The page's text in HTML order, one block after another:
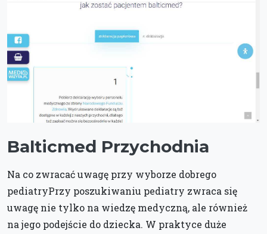
Balticmed Przychodnia
Na co zwracać uwagę przy wyborze dobrego
pediatryPrzy poszukiwaniu pediatry zwraca się
uwagę nie tylko na wiedzę medyczną, ale również
na jego podejście do dziecka. W praktyce duże